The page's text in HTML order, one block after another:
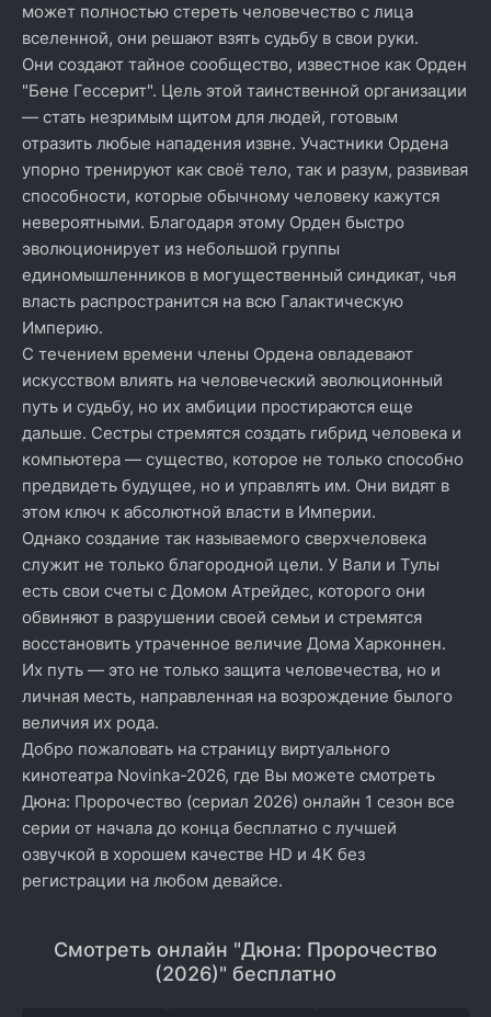
может полностью стереть человечество с лица
вселенной, они решают взять судьбу в свои руки.
Они создают тайное сообщество, известное как Орден
"Бене Гессерит". Цель этой таинственной организации
— стать незримым щитом для людей, готовым
отразить любые нападения извне. Участники Ордена
упорно тренируют как своё тело, так и разум, развивая
способности, которые обычному человеку кажутся
невероятными. Благодаря этому Орден быстро
эволюционирует из небольшой группы
единомышленников в могущественный синдикат, чья
власть распространится на всю Галактическую
Империю.
С течением времени члены Ордена овладевают
искусством влиять на человеческий эволюционный
путь и судьбу, но их амбиции простираются еще
дальше. Сестры стремятся создать гибрид человека и
компьютера — существо, которое не только способно
предвидеть будущее, но и управлять им. Они видят в
этом ключ к абсолютной власти в Империи.
Однако создание так называемого сверхчеловека
служит не только благородной цели. У Вали и Тулы
есть свои счеты с Домом Атрейдес, которого они
обвиняют в разрушении своей семьи и стремятся
восстановить утраченное величие Дома Харконнен.
Их путь — это не только защита человечества, но и
личная месть, направленная на возрождение былого
величия их рода.
Добро пожаловать на страницу виртуального
кинотеатра Novinka-2026, где Вы можете смотреть
Дюна: Пророчество (сериал 2026) онлайн 1 сезон все
серии от начала до конца бесплатно с лучшей
озвучкой в хорошем качестве HD и 4K без
регистрации на любом девайсе.
Смотреть онлайн "Дюна: Пророчество
(2026)" бесплатно